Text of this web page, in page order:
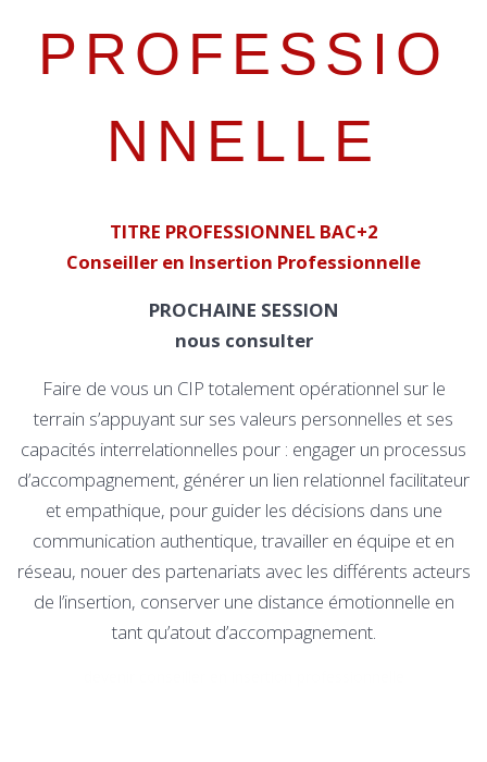
PROFESSIO
NNELLE
TITRE PROFESSIONNEL BAC+2
Conseiller en Insertion Professionnelle
PROCHAINE SESSION
nous consulter
Faire de vous un CIP totalement opérationnel sur le
terrain s’appuyant sur ses valeurs personnelles et ses
capacités interrelationnelles pour : engager un processus
d’accompagnement, générer un lien relationnel facilitateur
et empathique, pour guider les décisions dans une
communication authentique, travailler en équipe et en
réseau, nouer des partenariats avec les différents acteurs
de l’insertion, conserver une distance émotionnelle en
tant qu’atout d’accompagnement.